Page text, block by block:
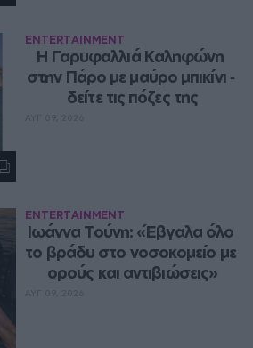
ENTERTAINMENT
Η Γαρυφαλλιά Καληφώνη
στην Πάρο με μαύρο μπικίνι ‑
δείτε τις πόζες της
ENTERTAINMENT
Ιωάννα Τούνη: «Έβγαλα όλο
το βράδυ στο νοσοκομείο με
ορούς και αντιβιώσεις»